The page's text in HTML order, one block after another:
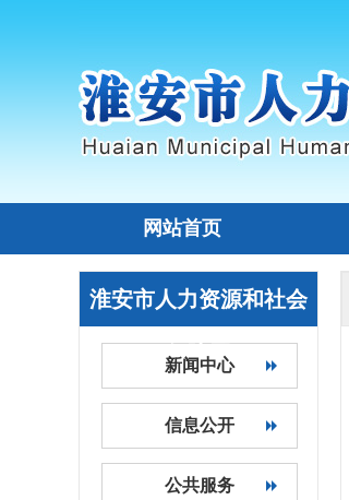
网站首页
淮安市人力资源和社会
保障网
新闻中心
信息公开
公共服务